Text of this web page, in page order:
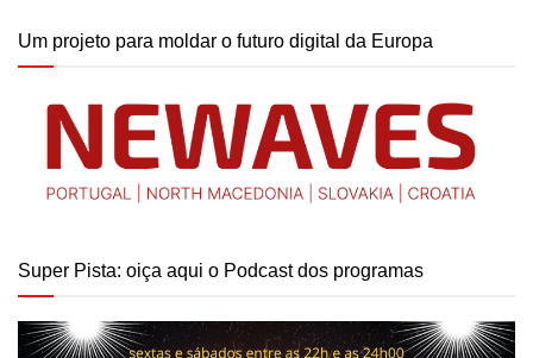
Um projeto para moldar o futuro digital da Europa
Super Pista: oiça aqui o Podcast dos programas